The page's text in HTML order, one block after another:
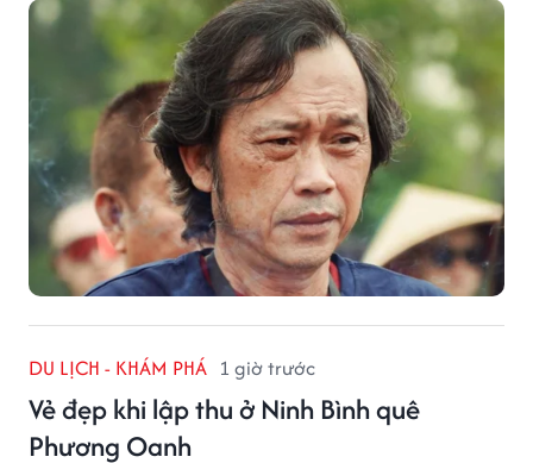
DU LỊCH - KHÁM PHÁ 1 giờ trước
Vẻ đẹp khi lập thu ở Ninh Bình quê
Phương Oanh